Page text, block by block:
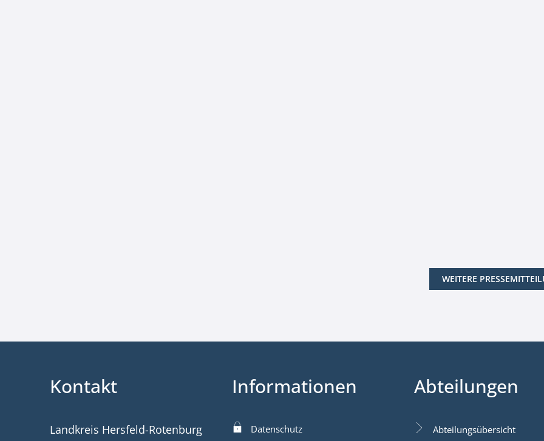
WEITERE
Kontakt
Landkreis Hersfeld-Rotenburg
Informationen
Datenschutz
Abteilungen
Abteilungsübersicht